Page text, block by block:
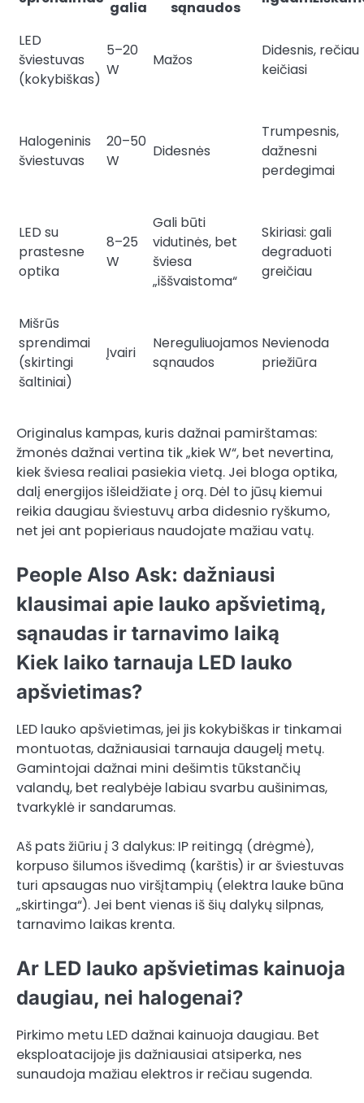
galia sąnaudos
LED
šviestuvas
(kokybiškas)
5–20
W
Mažos
Didesnis, rečiau
keičiasi
Halogeninis
šviestuvas
20–50
W
Didesnės
Trumpesnis,
dažnesni
perdegimai
LED su
prastesne
optika
8–25
W
Gali būti
vidutinės, bet
šviesa
„iššvaistoma“
Skiriasi: gali
degraduoti
greičiau
Mišrūs
sprendimai
(skirtingi
šaltiniai)
Įvairi
Nereguliuojamos
sąnaudos
Nevienoda
priežiūra
Originalus kampas, kuris dažnai pamirštamas:
žmonės dažnai vertina tik „kiek W“, bet nevertina,
kiek šviesa realiai pasiekia vietą. Jei bloga optika,
dalį energijos išleidžiate į orą. Dėl to jūsų kiemui
reikia daugiau šviestuvų arba didesnio ryškumo,
net jei ant popieriaus naudojate mažiau vatų.
People Also Ask: dažniausi
klausimai apie lauko apšvietimą,
sąnaudas ir tarnavimo laiką
Kiek laiko tarnauja LED lauko
apšvietimas?
LED lauko apšvietimas, jei jis kokybiškas ir tinkamai
montuotas, dažniausiai tarnauja daugelį metų.
Gamintojai dažnai mini dešimtis tūkstančių
valandų, bet realybėje labiau svarbu aušinimas,
tvarkyklė ir sandarumas.
Aš pats žiūriu į 3 dalykus: IP reitingą (drėgmė),
korpuso šilumos išvedimą (karštis) ir ar šviestuvas
turi apsaugas nuo viršįtampių (elektra lauke būna
„skirtinga“). Jei bent vienas iš šių dalykų silpnas,
tarnavimo laikas krenta.
Ar LED lauko apšvietimas kainuoja
daugiau, nei halogenai?
Pirkimo metu LED dažnai kainuoja daugiau. Bet
eksploatacijoje jis dažniausiai atsiperka, nes
sunaudoja mažiau elektros ir rečiau sugenda.